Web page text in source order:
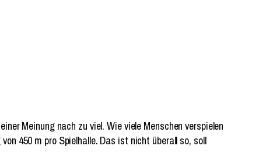
Meinung nach zu viel. Wie viele Menschen verspielen
450 m pro Spielhalle. Das ist nicht überall so, soll